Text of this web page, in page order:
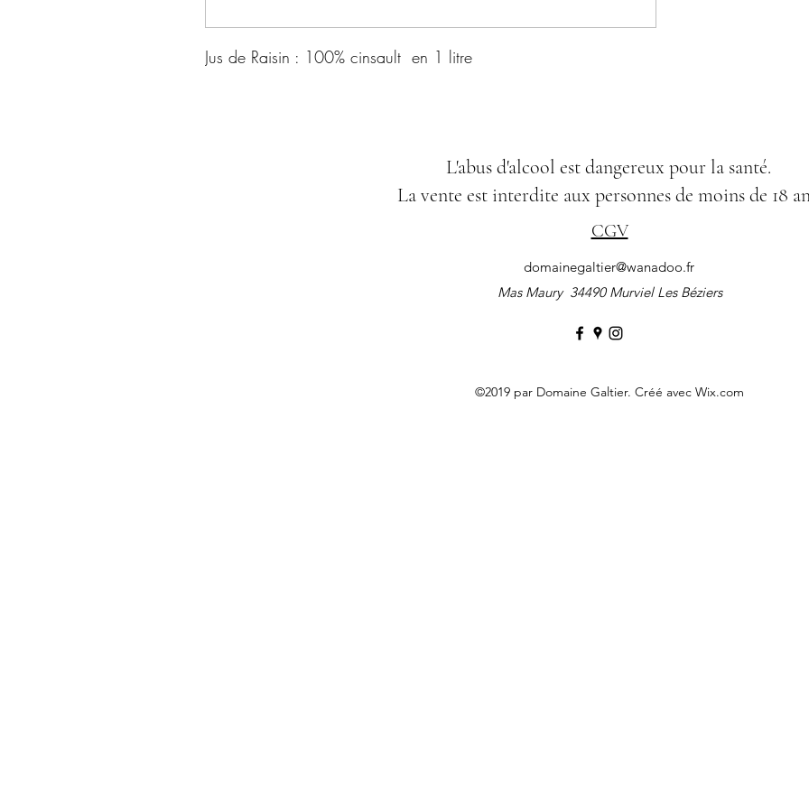
Jus de Raisin : 100% cinsault en 1 litre
L'abus d'alcool est dangereux pour la santé.
La vente est interdite aux personnes de moins de 18
CGV
domainegaltier@wanadoo.fr
Mas Maury 34490 Murviel Les Béziers
©2019 par Domaine Galtier. Créé avec Wix.com